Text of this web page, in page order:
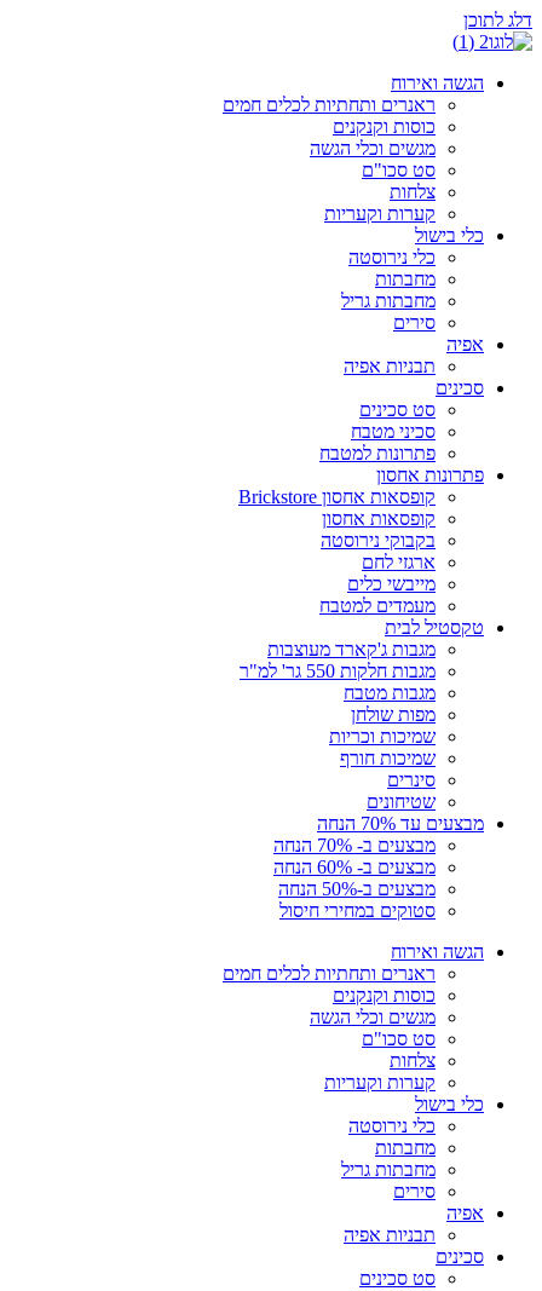
דלג לתוכן
הגשה ואירוח
ראנרים ותחתיות לכלים חמים
כוסות וקנקנים
מגשים וכלי הגשה
סט סכו"ם
צלחות
קערות וקעריות
כלי בישול
כלי נירוסטה
מחבתות
מחבתות גריל
סירים
אפיה
תבניות אפיה
סכינים
סט סכינים
סכיני מטבח
פתרונות למטבח
פתרונות אחסון
קופסאות אחסון Brickstore
קופסאות אחסון
בקבוקי נירוסטה
ארגזי לחם
מייבשי כלים
מעמדים למטבח
טקסטיל לבית
מגבות ג'קארד מעוצבות
מגבות חלקות 550 גר' למ"ר
מגבות מטבח
מפות שולחן
שמיכות וכריות
שמיכות חורף
סינרים
שטיחונים
מבצעים עד 70% הנחה
מבצעים ב- 70% הנחה
מבצעים ב- 60% הנחה
מבצעים ב-50% הנחה
סטוקים במחירי חיסול
הגשה ואירוח
ראנרים ותחתיות לכלים חמים
כוסות וקנקנים
מגשים וכלי הגשה
סט סכו"ם
צלחות
קערות וקעריות
כלי בישול
כלי נירוסטה
מחבתות
מחבתות גריל
סירים
אפיה
תבניות אפיה
סכינים
סט סכינים